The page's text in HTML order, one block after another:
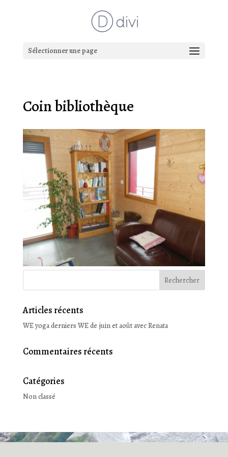
Sélectionner une page
Coin bibliothèque
Articles récents
WE yoga derniers WE de juin et août avec Renata
Commentaires récents
Catégories
Non classé